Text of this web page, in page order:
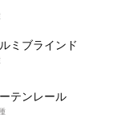
ミブラインド
テンレール